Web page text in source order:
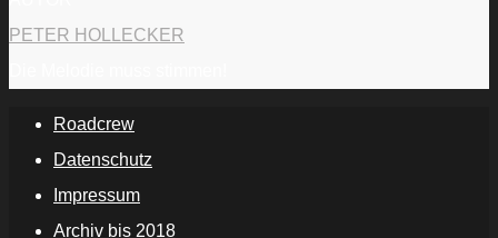
PETER HOLLECKER
Roadcrew
Datenschutz
Impressum
Archiv bis 2018